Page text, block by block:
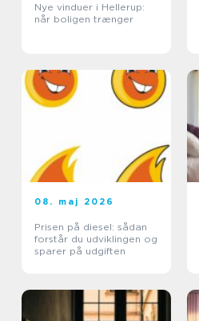
Nye vinduer i Hellerup:
når boligen trænger
08. maj 2026
Prisen på diesel: sådan
forstår du udviklingen og
sparer på udgiften